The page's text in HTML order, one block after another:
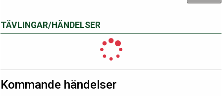
TÄVLINGAR/HÄNDELSER
Kommande händelser